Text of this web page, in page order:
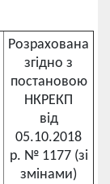
Розрахована
згідно з
постановою
НКРЕКП
від
05.10.2018
р. № 1177 (зі
змінами)